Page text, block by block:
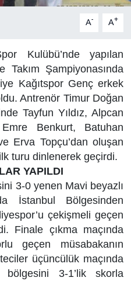
A- A+
Kulübü’nde yapılan
Şampiyonasında
Kağıtspor Genç erkek
Antrenör Timur Doğan
Tayfun Yıldız, Alpcan
Benkurt, Batuhan
Erva Topçu’dan oluşan
turu dinlenerek geçirdi.
YAPILDI
3-0 yenen Mavi beyazlı
İstanbul Bölgesinden
çekişmeli geçen
Finale çıkma maçında
geçen müsabakanın
üçüncülük maçında
bölgesini 3-1’lik skorla